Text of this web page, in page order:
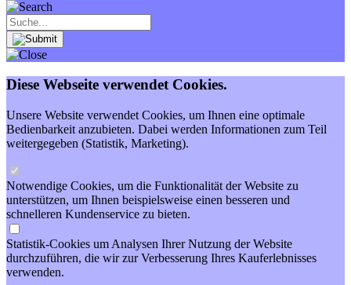
Diese Webseite verwendet Cookies.
Unsere Website verwendet Cookies, um Ihnen eine optimale
Bedienbarkeit anzubieten. Dabei werden Informationen zum Teil
weitergegeben (Statistik, Marketing).
Notwendige Cookies, um die Funktionalität der Website zu
unterstützen, um Ihnen beispielsweise einen besseren und
schnelleren Kundenservice zu bieten.
Statistik-Cookies um Analysen Ihrer Nutzung der Website
durchzuführen, die wir zur Verbesserung Ihres Kauferlebnisses
verwenden.